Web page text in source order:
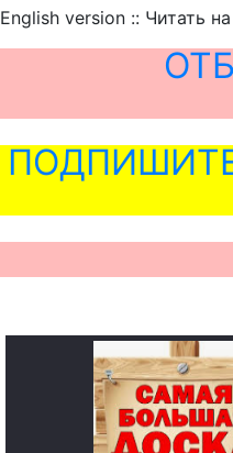
English version :: Читать